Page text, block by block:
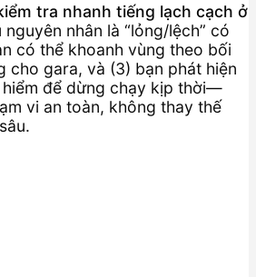
tra nhanh tiếng lạch cạch ở
nguyên nhân là “lỏng/lệch” có
có thể khoanh vùng theo bối
cho gara, và (3) bạn phát hiện
hiểm để dừng chạy kịp thời—
vi an toàn, không thay thế